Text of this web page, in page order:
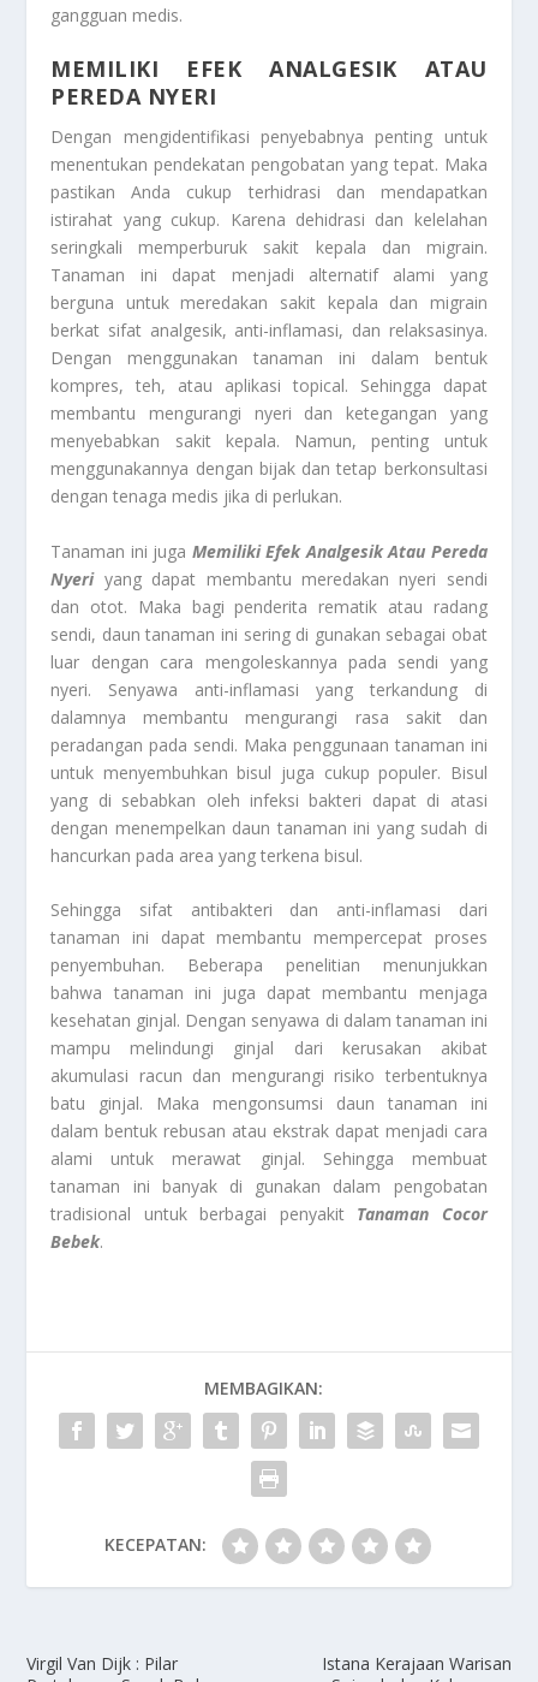
gangguan medis.
MEMILIKI EFEK ANALGESIK ATAU
PEREDA NYERI
Dengan mengidentifikasi penyebabnya penting untuk
menentukan pendekatan pengobatan yang tepat. Maka
pastikan Anda cukup terhidrasi dan mendapatkan
istirahat yang cukup. Karena dehidrasi dan kelelahan
seringkali memperburuk sakit kepala dan migrain.
Tanaman ini dapat menjadi alternatif alami yang
berguna untuk meredakan sakit kepala dan migrain
berkat sifat analgesik, anti-inflamasi, dan relaksasinya.
Dengan menggunakan tanaman ini dalam bentuk
kompres, teh, atau aplikasi topical. Sehingga dapat
membantu mengurangi nyeri dan ketegangan yang
menyebabkan sakit kepala. Namun, penting untuk
menggunakannya dengan bijak dan tetap berkonsultasi
dengan tenaga medis jika di perlukan.
Tanaman ini juga Memiliki Efek Analgesik Atau Pereda
Nyeriyang dapat membantu meredakan nyeri sendi
dan otot. Maka bagi penderita rematik atau radang
sendi, daun tanaman ini sering di gunakan sebagai obat
luar dengan cara mengoleskannya pada sendi yang
nyeri. Senyawa anti-inflamasi yang terkandung di
dalamnya membantu mengurangi rasa sakit dan
peradangan pada sendi. Maka penggunaan tanaman ini
untuk menyembuhkan bisul juga cukup populer. Bisul
yang di sebabkan oleh infeksi bakteri dapat di atasi
dengan menempelkan daun tanaman ini yang sudah di
hancurkan pada area yang terkena bisul.
Sehingga sifat antibakteri dan anti-inflamasi dari
tanaman ini dapat membantu mempercepat proses
penyembuhan. Beberapa penelitian menunjukkan
bahwa tanaman ini juga dapat membantu menjaga
kesehatan ginjal. Dengan senyawa di dalam tanaman ini
mampu melindungi ginjal dari kerusakan akibat
akumulasi racun dan mengurangi risiko terbentuknya
batu ginjal. Maka mengonsumsi daun tanaman ini
dalam bentuk rebusan atau ekstrak dapat menjadi cara
alami untuk merawat ginjal. Sehingga membuat
tanaman ini banyak di gunakan dalam pengobatan
tradisional untuk berbagai penyakit Tanaman Cocor
Bebek.
MEMBAGIKAN:
KECEPATAN:
Virgil Van Dijk : Pilar
Istana Kerajaan Warisan